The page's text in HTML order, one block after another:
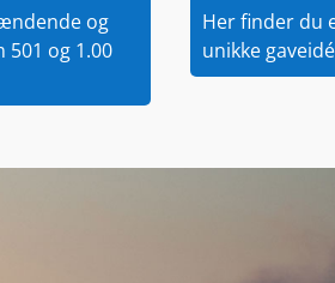
og
501 og 1.00
Her finder du
unikke